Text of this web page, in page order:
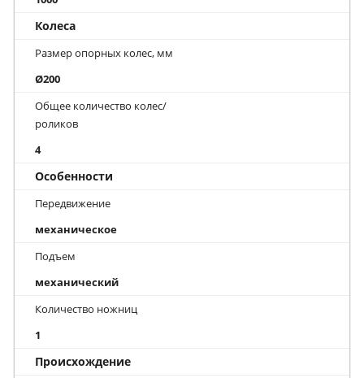
Колеса
Размер опорных колес, мм
Ø200
Общее количество колес/
роликов
4
Особенности
Передвижение
механическое
Подъем
механический
Количество ножниц
1
Происхождение